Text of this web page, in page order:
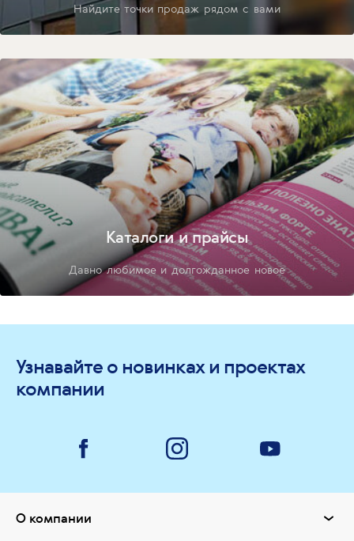
Найдите точки продаж рядом с вами
Каталоги и прайсы
Давно любимое и долгожданное новое
Узнавайте о новинках и проектах
компании
О компании